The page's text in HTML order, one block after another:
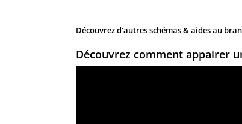
Découvrez d'autres schémas &aides au
Découvrez comment appairer